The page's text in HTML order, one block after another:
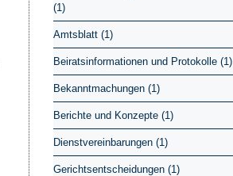
(1)
Amtsblatt (1)
Beiratsinformationen und Protokolle (1)
Bekanntmachungen (1)
Berichte und Konzepte (1)
Dienstvereinbarungen (1)
Gerichtsentscheidungen (1)